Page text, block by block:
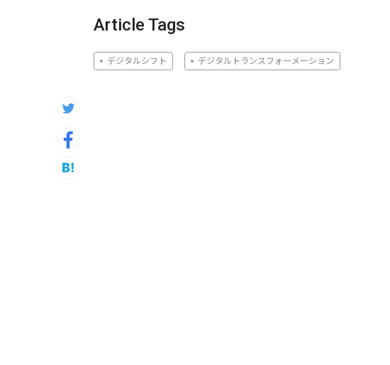
Article Tags
デジタルシフト デジタルトランスフォーメーション